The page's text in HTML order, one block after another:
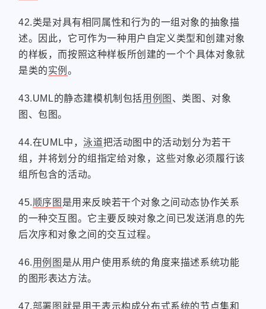
42.类是对具有相同属性和行为的一组对象的抽象描
述。因此，它可作为一种用户自定义类型和创建对象
的样板，而按照这种样板所创建的一个个具体对象就
是类的实例。
43.UML的静态建模机制包括用例图 、类图、对象
图、包图。
44.在UML中，泳道把活动图中的活动划分为若干
组，并将划分的组指定给对象，这些对象必须履行该
组所包含的活动。
45.顺序图 是用来反映若干个对象之间动态协作关系
的一种交互图。它主要反映对象之间已发送消息的先
后次序和对象之间的交互过程。
46.用例图 是从用户使用系统的角度来描述系统功能
的图形表达方法。
47.部署图 就是用于表示构成分布式系统的节点集和